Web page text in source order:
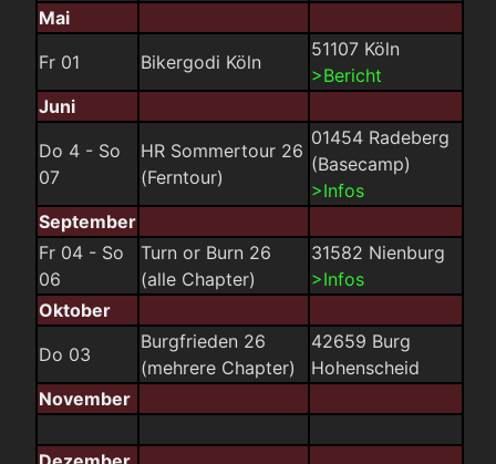
Mai
Fr 01
Bikergodi Köln
51107 Köln
>Bericht
Juni
Do 4 - So
07
HR Sommertour 26
(Ferntour)
01454 Radeberg
(Basecamp)
>Infos
September
Fr 04 - So
06
Turn or Burn 26
(alle Chapter)
31582 Nienburg
>Infos
Oktober
Do 03
Burgfrieden 26
(mehrere Chapter)
42659 Burg
Hohenscheid
November